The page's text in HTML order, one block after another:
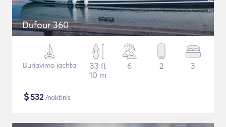
Dufour 360
Buriavimo jachta
33 ft
10 m
6 2 3
$532/naktinis